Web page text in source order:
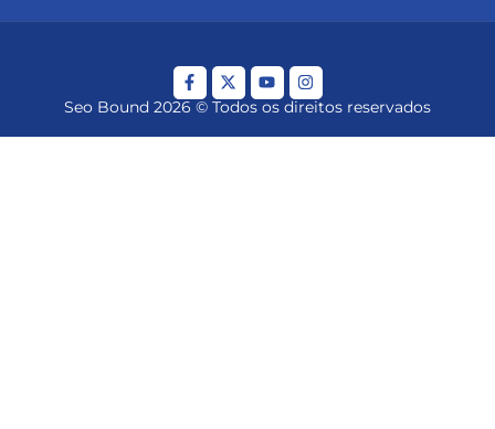
Seo Bound 2026 © Todos os direitos reservados